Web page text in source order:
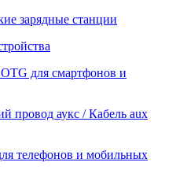
зарядные станции
для смартфонов и
провод аукс / Кабель aux
телефонов и мобильных